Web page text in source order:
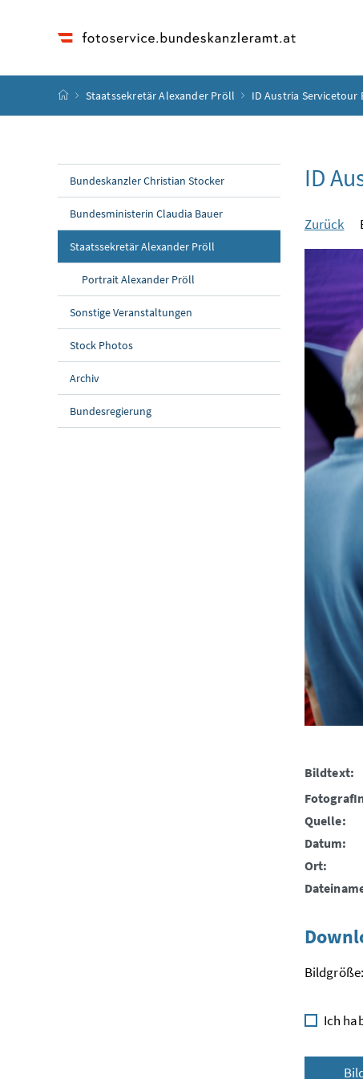
Startseite
Staatssekretär Alexander Pröll ID Austria Servicetour
Bundeskanzler Christian Stocker
Bundesministerin Claudia Bauer
Staatssekretär Alexander Pröll
Portrait Alexander Pröll
Sonstige Veranstaltungen
Stock Photos
Archiv
Bundesregierung
ID
Zurück
Bildtext:
Quelle:
Datum:
Ort:
Ich